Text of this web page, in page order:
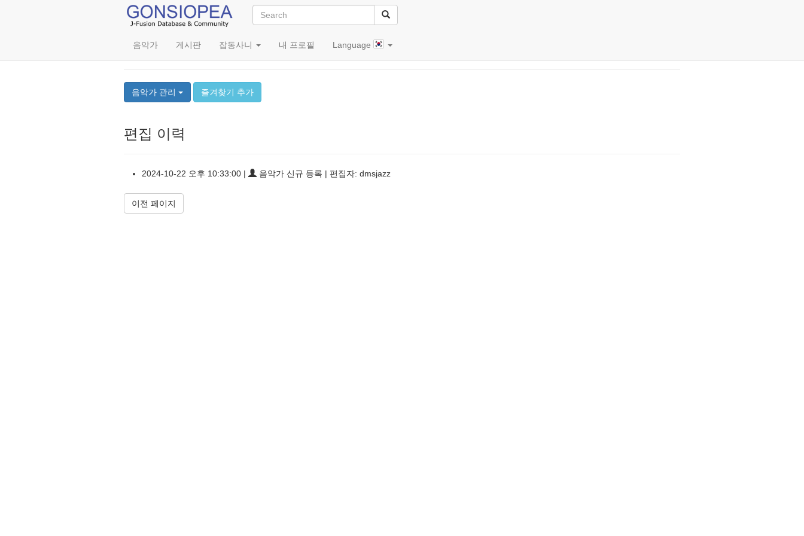
음악가 게시판 잡동사니 내 프로필 Language
John Altman
음악가 관리 즐겨찾기 추가
편집 이력
2024-10-22 오후 10:33:00 | 음악가 신규 등록 | 편집자: dmsjazz
이전 페이지